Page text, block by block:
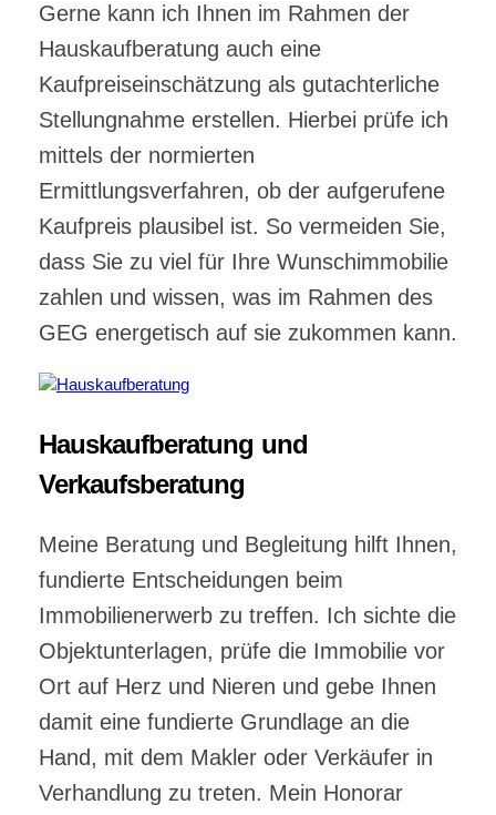
Gerne kann ich Ihnen im Rahmen der
Hauskaufberatung auch eine
Kaufpreiseinschätzung als gutachterliche
Stellungnahme erstellen. Hierbei prüfe ich
mittels der normierten
Ermittlungsverfahren, ob der aufgerufene
Kaufpreis plausibel ist. So vermeiden Sie,
dass Sie zu viel für Ihre Wunschimmobilie
zahlen und wissen, was im Rahmen des
GEG energetisch auf sie zukommen kann.
Hauskaufberatung und
Verkaufsberatung
Meine Beratung und Begleitung hilft Ihnen,
fundierte Entscheidungen beim
Immobilienerwerb zu treffen. Ich sichte die
Objektunterlagen, prüfe die Immobilie vor
Ort auf Herz und Nieren und gebe Ihnen
damit eine fundierte Grundlage an die
Hand, mit dem Makler oder Verkäufer in
Verhandlung zu treten. Mein Honorar